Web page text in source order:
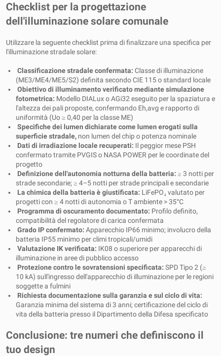
Checklist per la progettazione
dell'illuminazione solare comunale
Utilizzare la seguente checklist prima di finalizzare una specifica per
l'illuminazione stradale solare:
Classificazione stradale confermata: Classe di illuminazione
(ME3/ME4/ME5/S2) definita secondo CIE 115 o standard locale
Obiettivo di illuminamento verificato mediante simulazione
fotometrica: Modello DIALux o AGi32 eseguito per la spaziatura e
l'altezza dei pali proposte, confermando Eh,avg e rapporto di
uniformità (Uo ≥ 0,40 per la classe ME)
Specifiche dei lumen dichiarate come lumen erogati sulla
superficie stradale, non lumen del chip o potenza nominale
Dati di irradiazione locale recuperati: Il peggior mese PSH
confermato tramite PVGIS o NASA POWER per le coordinate del
progetto
Definizione dell'autonomia notturna della batteria: ≥ 3 notti per
strade secondarie; ≥ 4–5 notti per strade principali e secondarie
La chimica della batteria è giustificata: LiFePO₄ valutato per
progetti con ≥ 4 notti di autonomia o T ambiente > 35°C
Programma di oscuramento documentato: Profilo definito,
compatibilità del regolatore di carica confermata
Grado IP confermato: Apparecchio IP66 minimo; involucro della
batteria IP55 minimo per climi tropicali/umidi
Valutazione IK verificata: IK08 o superiore per apparecchi di
illuminazione in aree di pubblico accesso
Protezione contro le sovratensioni specificata: SPD Tipo 2 (≥
10 kA) sull'ingresso dell'apparecchio di illuminazione per le regioni
soggette a fulmini
Richiesta documentazione sulla garanzia e sul ciclo di vita:
Garanzia minima del sistema di 3 anni; certificazione del ciclo di
vita della batteria presso il Dipartimento della Difesa specificato
Conclusione: tre numeri che definiscono il
tuo design